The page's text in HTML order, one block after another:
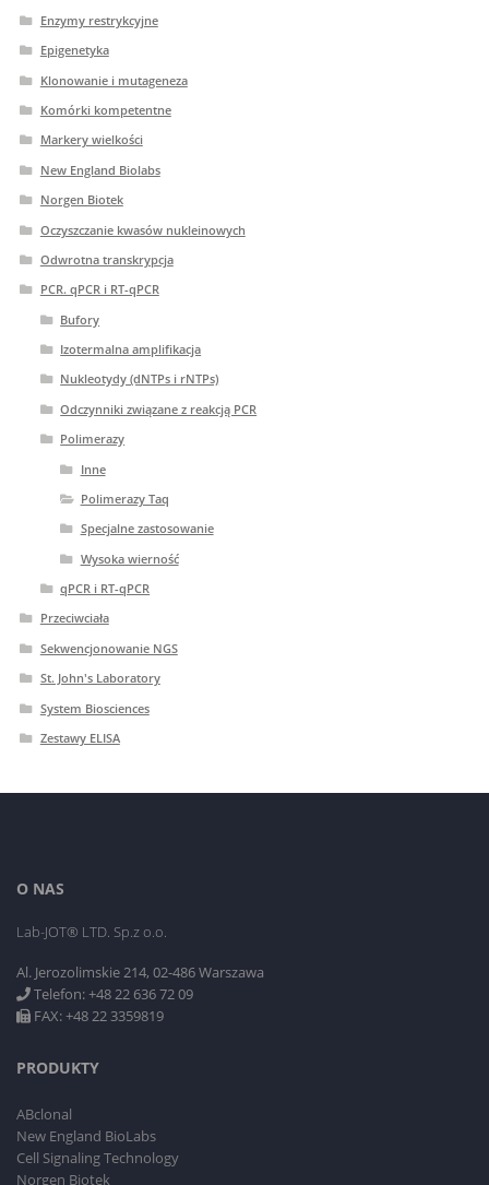
Enzymy restrykcyjne
Epigenetyka
Klonowanie i mutageneza
Komórki kompetentne
Markery wielkości
New England Biolabs
Norgen Biotek
Oczyszczanie kwasów nukleinowych
Odwrotna transkrypcja
PCR. qPCR i RT-qPCR
Bufory
Izotermalna amplifikacja
Nukleotydy (dNTPs i rNTPs)
Odczynniki związane z reakcją PCR
Polimerazy
Inne
Polimerazy Taq
Specjalne zastosowanie
Wysoka wierność
qPCR i RT-qPCR
Przeciwciała
Sekwencjonowanie NGS
St. John's Laboratory
System Biosciences
Zestawy ELISA
O NAS
Lab-JOT® LTD. Sp.z o.o.
Al. Jerozolimskie 214, 02-486 Warszawa
Telefon: +48 22 636 72 09
FAX: +48 22 3359819
PRODUKTY
ABclonal
New England BioLabs
Cell Signaling Technology
Norgen Biotek